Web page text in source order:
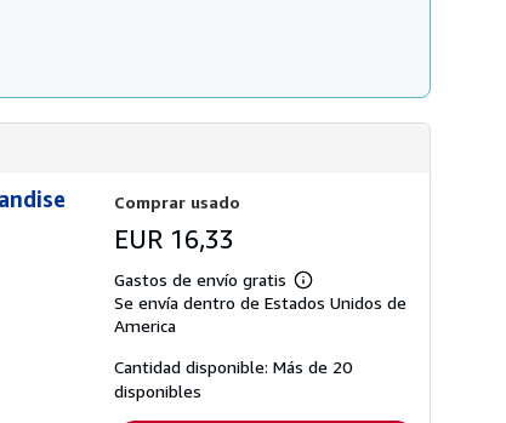
i
o
Comprar usado
EUR 16,33
Gastos de envío gratis
Más
información
tarifas
de
Se envía dentro de Estados Unidos de
America
Cantidad disponible: Más de 20
disponibles